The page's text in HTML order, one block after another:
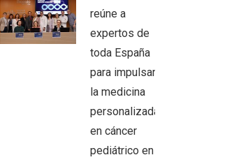
reúne a
expertos de
toda España
para impulsar
la medicina
personalizada
en cáncer
pediátrico en